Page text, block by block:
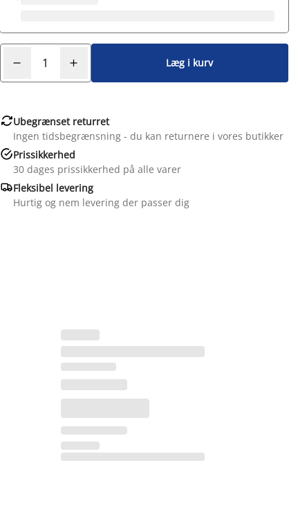
Læg i kurv
Ubegrænset returret
Ingen tidsbegrænsning - du kan returnere i vores butikker
Prissikkerhed
30 dages prissikkerhed på alle varer
Fleksibel levering
Hurtig og nem levering der passer dig